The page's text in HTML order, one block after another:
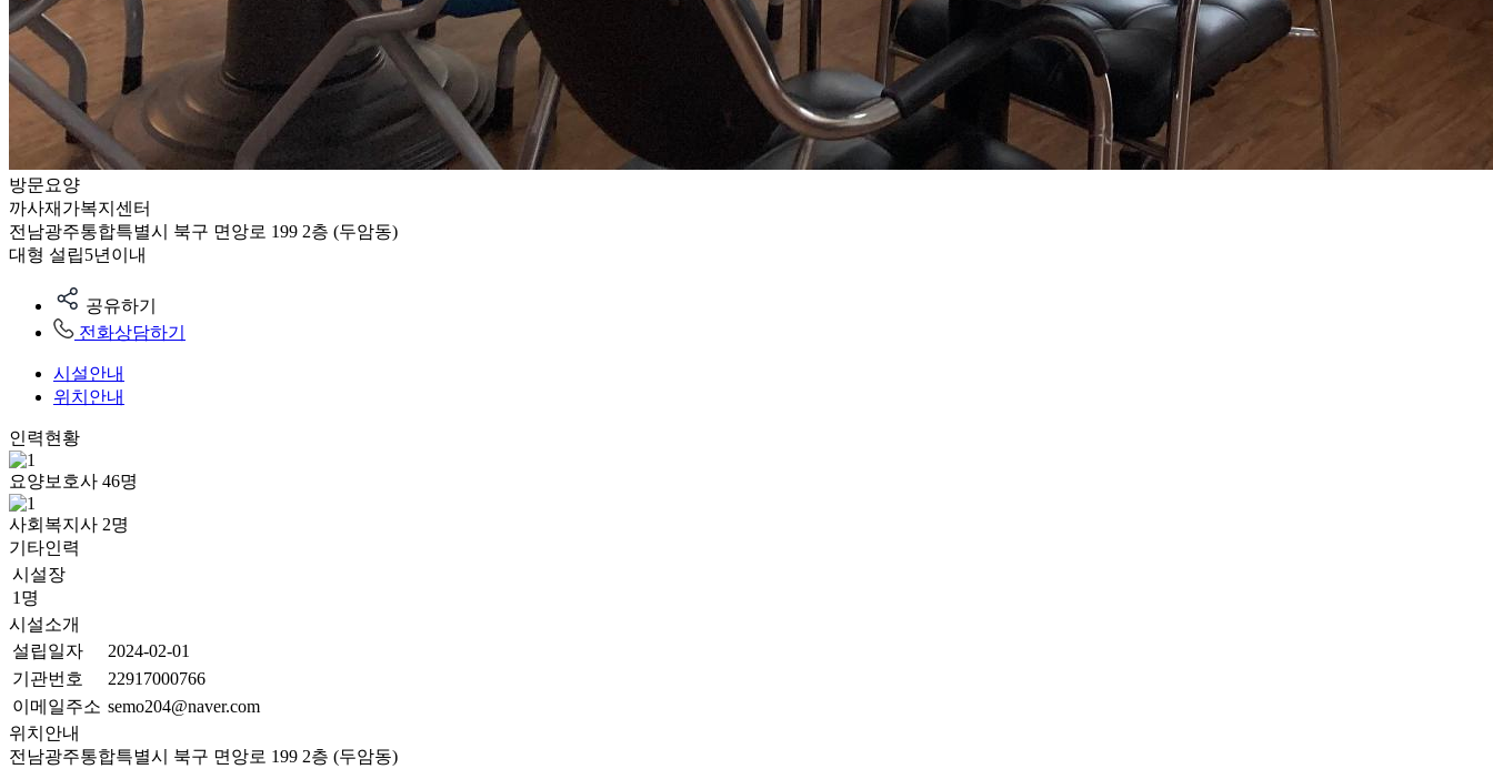
방문요양
까사재가복지센터
전남광주통합특별시 북구 면앙로 199 2층 (두암동)
대형 설립5년이내
공유하기
전화상담하기
시설안내
위치안내
인력현황
요양보호사 46명
사회복지사 2명
기타인력
시설장
1명
시설소개
설립일자
2024-02-01
기관번호
22917000766
이메일주소 semo204@naver.com
위치안내
전남광주통합특별시 북구 면앙로 199 2층 (두암동)